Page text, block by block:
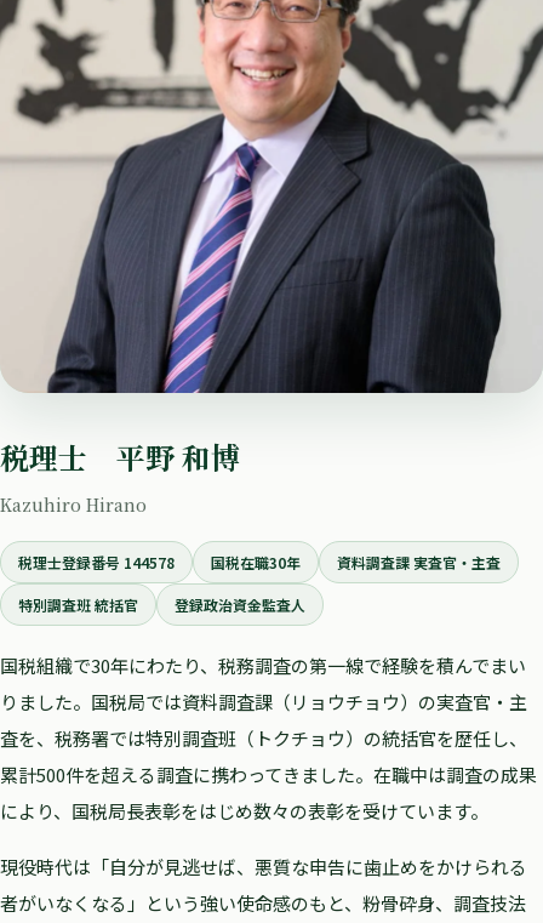
税理士 平野 和博
Kazuhiro Hirano
税理士登録番号 144578 国税在職30年 資料調査課 実査官・主査
特別調査班 統括官 登録政治資金監査人
国税組織で30年にわたり、税務調査の第一線で経験を積んでまい
りました。国税局では資料調査課（リョウチョウ）の実査官・主
査を、税務署では特別調査班（トクチョウ）の統括官を歴任し、
累計500件を超える調査に携わってきました。在職中は調査の成果
により、国税局長表彰をはじめ数々の表彰を受けています。
現役時代は「自分が見逃せば、悪質な申告に歯止めをかけられる
者がいなくなる」という強い使命感のもと、粉骨砕身、調査技法